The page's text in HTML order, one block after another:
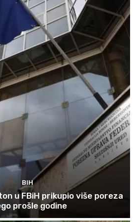
BIH
u FBiH prikupio više poreza
prošle godine